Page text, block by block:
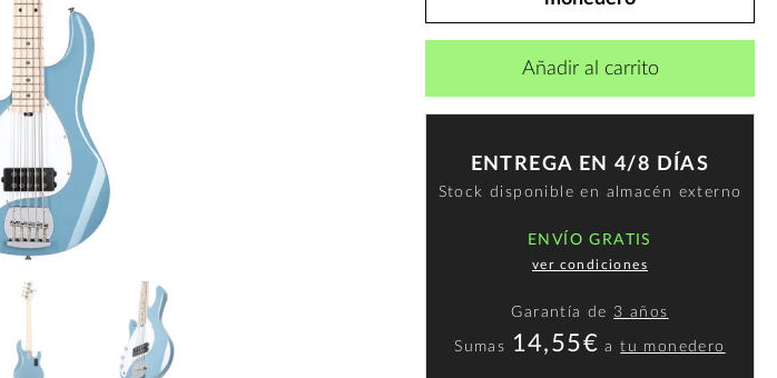
Añadir al carrito
ENTREGA EN 4/8 DÍAS
Stock disponible en almacén externo
ENVÍO GRATIS
ver condiciones
Garantía de 3 años
Sumas 14,55€ atu monedero